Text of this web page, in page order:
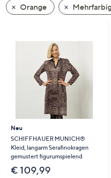
auf
nach
anzuzeigen.
Orange
Mehrfarbig
Neu
SCHIFFHAUER MUNICH®
Kleid, langarm Serafinokragen
gemustert figurumspielend
€ 109,99